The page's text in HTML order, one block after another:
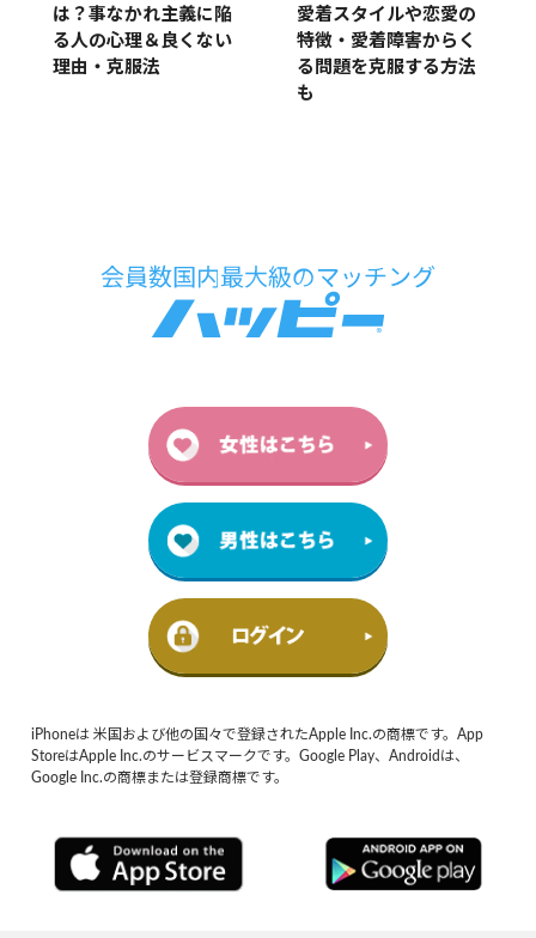
は？事なかれ主義に陥
る人の心理＆良くない
理由・克服法
愛着スタイルや恋愛の
特徴・愛着障害からく
る問題を克服する方法
も
iPhoneは 米国および他の国々で登録されたApple Inc.の商標です。App
StoreはApple Inc.のサービスマークです。Google Play、Androidは、
Google Inc.の商標または登録商標です。